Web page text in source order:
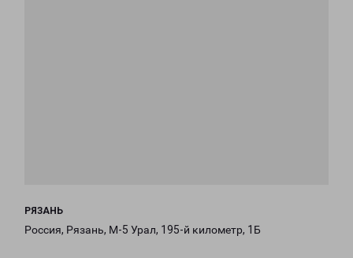
РЯЗАНЬ
Россия, Рязань, М-5 Урал, 195-й километр, 1Б